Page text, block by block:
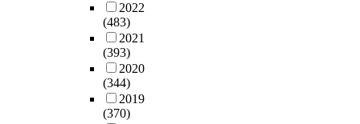
2022
(483)
2021
(393)
2020
(344)
2019
(370)